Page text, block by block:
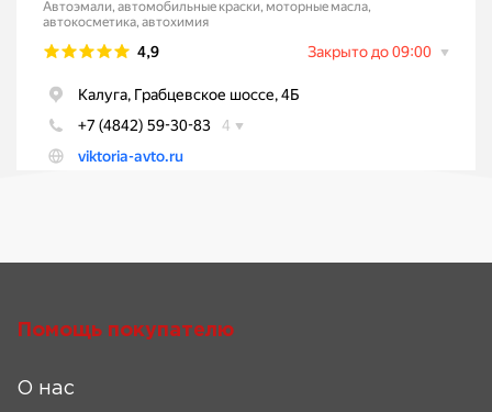
Помощь покупателю
О нас